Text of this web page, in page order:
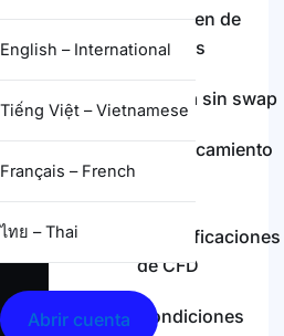
Resumen de
spreads
Cuenta sin swap
Apalancamiento
Especificaciones
de CFD
Condiciones
English – International
Tiếng Việt – Vietnamese
Français – French
ไทย – Thai
Abrir cuenta